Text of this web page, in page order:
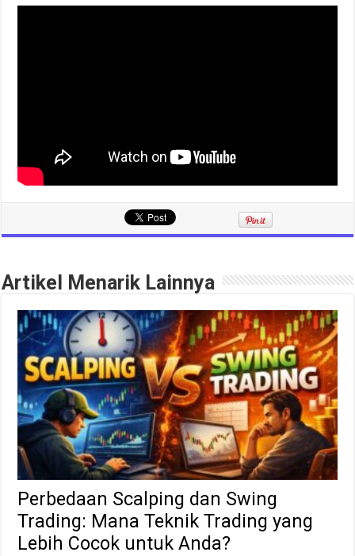
Artikel Menarik Lainnya
Perbedaan Scalping dan Swing
Trading: Mana Teknik Trading yang
Lebih Cocok untuk Anda?